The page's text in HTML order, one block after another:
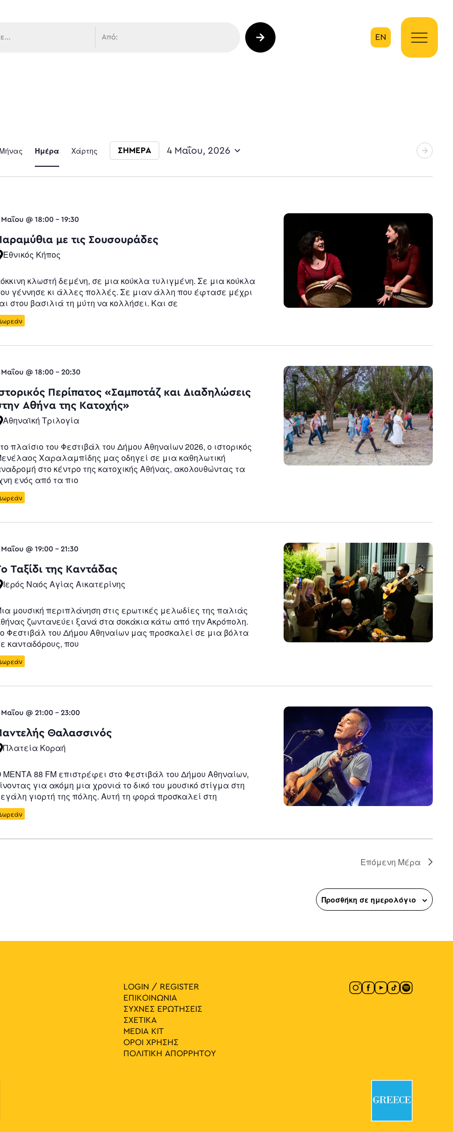
EN
Event
Navigation
Μήνας Ημέρα Χάρτης ΣΗΜΕΡΑ 4 Μαΐου, 2026
Μαΐου @ 18:00 -19:30
με τις Σουσουράδες
Εθνικός Κήπος
κλωστή δεμένη, σε μια κούκλα τυλιγμένη. Σε μια κούκλα
γέννησε κι άλλες πολλές. Σε μιαν άλλη που έφτασε μέχρι
στου βασιλιά τη μύτη να κολλήσει. Και σε
Μαΐου @ 18:00 -20:30
Περίπατος «Σαμποτάζ και Διαδηλώσεις
Αθήνα της Κατοχής»
Αθηναϊκή Τριλογία
πλαίσιο του Φεστιβάλ του Δήμου Αθηναίων 2026, ο ιστορικός
Χαραλαμπίδης μας οδηγεί σε μια καθηλωτική
στο κέντρο της κατοχικής Αθήνας, ακολουθώντας τα
ενός από τα πιο
Μαΐου @ 19:00 -21:30
Ταξίδι της Καντάδας
Ιερός Ναός Αγίας Αικατερίνης
μουσική περιπλάνηση στις ερωτικές μελωδίες της παλιάς
ζωντανεύει ξανά στα σοκάκια κάτω από την Ακρόπολη.
Φεστιβάλ του Δήμου Αθηναίων μας προσκαλεί σε μια βόλτα
κανταδόρους, που
Μαΐου @ 21:00 -23:00
Θαλασσινός
Πλατεία Κοραή
ΜΕΝΤΑ 88 FM επιστρέφει στο Φεστιβάλ του Δήμου Αθηναίων,
για ακόμη μια χρονιά το δικό του μουσικό στίγμα στη
γιορτή της πόλης. Αυτή τη φορά προσκαλεί στη
Επόμενη Μέρα
Προσθήκη σε ημερολόγιο
LOGIN / REGISTER
ΕΠΙΚΟΙΝΩΝΙΑ
ΣΥΧΝΕΣ ΕΡΩΤΗΣΕΙΣ
ΣΧΕΤΙΚΑ
MEDIA ΚIT
ΟΡΟΙ ΧΡΗΣΗΣ
ΠΟΛΙΤΙΚΗ ΑΠΟΡΡΗΤΟΥ